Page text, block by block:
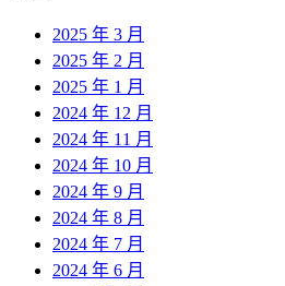
2025 年 3 月
2025 年 2 月
2025 年 1 月
2024 年 12 月
2024 年 11 月
2024 年 10 月
2024 年 9 月
2024 年 8 月
2024 年 7 月
2024 年 6 月